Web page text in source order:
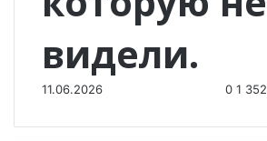
видели.
11.06.2026 0 1 352